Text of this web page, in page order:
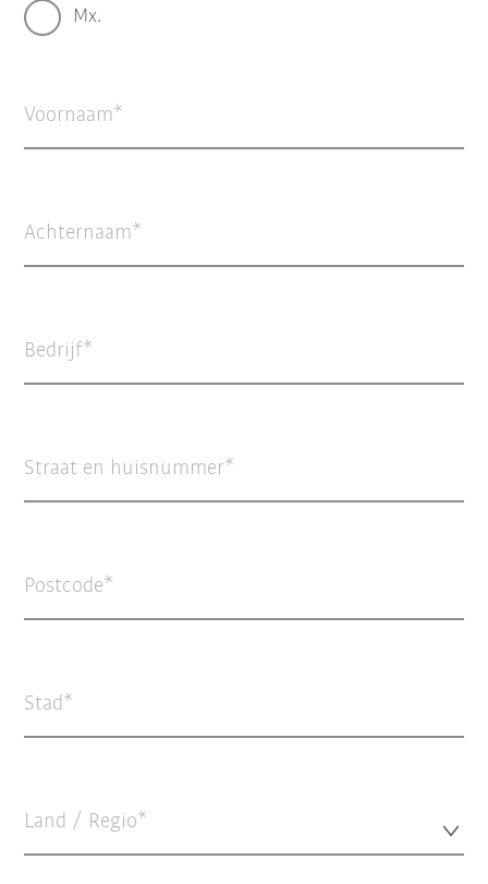
Mx.
Voornaam
Achternaam
Bedrijf
Straat en huisnummer
Postcode
Stad
Land / Regio*